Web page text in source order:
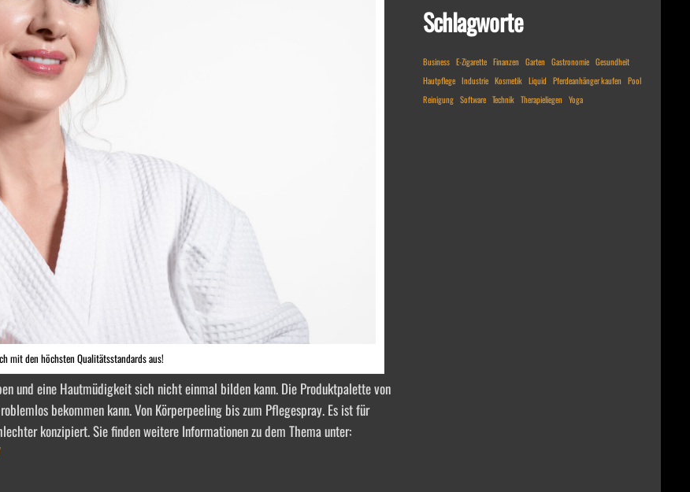
mit den höchsten Qualitätsstandards aus!
und eine Hautmüdigkeit sich nicht einmal bilden kann. Die Produktpalette von
bekommen kann. Von Körperpeeling bis zum Pflegespray. Es ist für
konzipiert. Sie finden weitere Informationen zu dem Thema unter:
Schlagworte
Business E-Zigarette Finanzen Garten Gastronomie Gesundheit
Hautpflege Industrie Kosmetik Liquid Pferdeanhänger kaufen Pool
Reinigung Software Technik Therapieliegen Yoga